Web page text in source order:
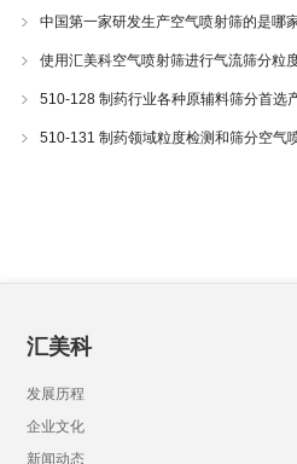
200LS-N空气喷射筛分仪 510-34
中国第一家研发生产空气喷射筛的是哪
使用汇美科空气喷射筛进行气流筛分粒
510-128 制药行业各种原辅料筛分首选
510-131 制药领域粒度检测和筛分空气
汇美科
发展历程
企业文化
新闻动态